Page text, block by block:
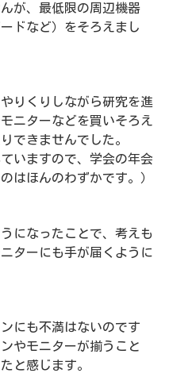
が、最低限の周辺機器
ドなど）をそろえまし
りくりしながら研究を進
ニターなどを買いそろえ
できませんでした。
いますので、学会の年会
はほんのわずかです。）
になったことで、考えも
ターにも手が届くように
にも不満はないのです
やモニターが揃うこと
と感じます。